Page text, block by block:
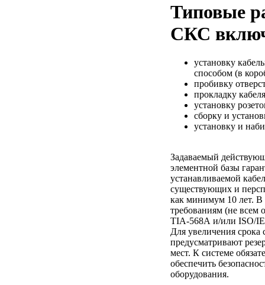
Типовые
СКС
установку
способом (в
пробивку
прокладку
установку
сборку и
установку и
Задаваемый
элементной базы
устанавливаемой
существующих и
как минимум 10 лет. В
требованиям (не всем
ТIА-568А и/или ISO/
Для увеличения
предусматривают
мест. К системе
обеспечить
оборудования.